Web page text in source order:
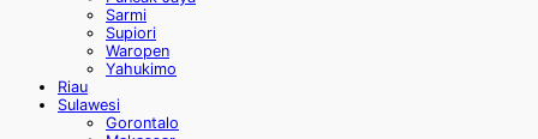
Sarmi
Supiori
Waropen
Yahukimo
Riau
Sulawesi
Gorontalo